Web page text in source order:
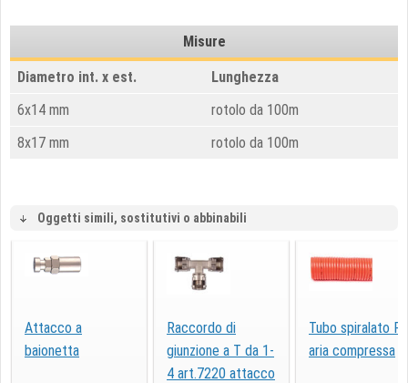
Misure
Diametro int. x est.
Lunghezza
6x14 mm
rotolo da 100m
8x17 mm
rotolo da 100m
Oggetti simili, sostitutivi o abbinabili
Attacco a
baionetta
Raccordo di
giunzione a T da 1-
4 art.7220 attacco
Tubo spiralato
aria compressa